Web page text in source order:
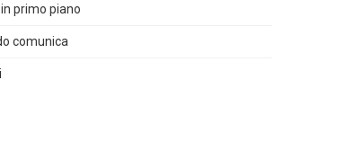
primo piano
comunica